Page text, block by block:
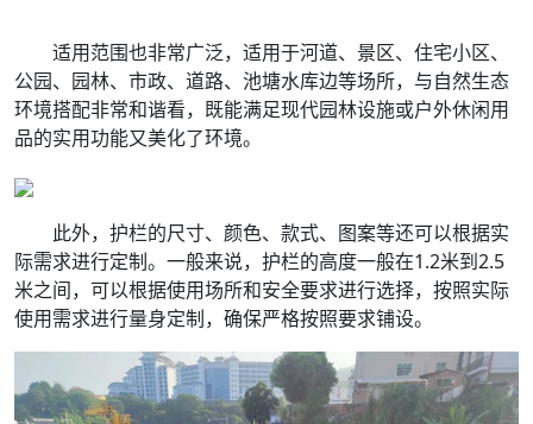
适用范围也非常广泛，适用于河道、景区、住宅小区、
公园、园林、市政、道路、池塘水库边等场所，与自然生态
环境搭配非常和谐看，既能满足现代园林设施或户外休闲用
品的实用功能又美化了环境。
此外，护栏的尺寸、颜色、款式、图案等还可以根据实
际需求进行定制。一般来说，护栏的高度一般在1.2米到2.5
米之间，可以根据使用场所和安全要求进行选择，按照实际
使用需求进行量身定制，确保严格按照要求铺设。